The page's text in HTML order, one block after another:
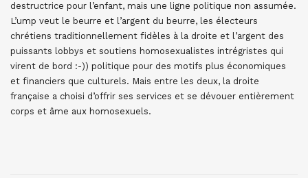
destructrice pour l’enfant, mais une ligne politique non assumée.
L’ump veut le beurre et l’argent du beurre, les électeurs
chrétiens traditionnellement fidèles à la droite et l’argent des
puissants lobbys et soutiens homosexualistes intrégristes qui
virent de bord :-)) politique pour des motifs plus économiques
et financiers que culturels. Mais entre les deux, la droite
française a choisi d’offrir ses services et se dévouer entièrement
corps et âme aux homosexuels.